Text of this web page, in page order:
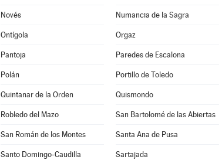
Novés Numancia de la Sagra
Ontígola Orgaz
Pantoja Paredes de Escalona
Polán Portillo de Toledo
Quintanar de la Orden Quismondo
Robledo del Mazo San Bartolomé de las Abiertas
San Román de los Montes Santa Ana de Pusa
Santo Domingo-Caudilla Sartajada